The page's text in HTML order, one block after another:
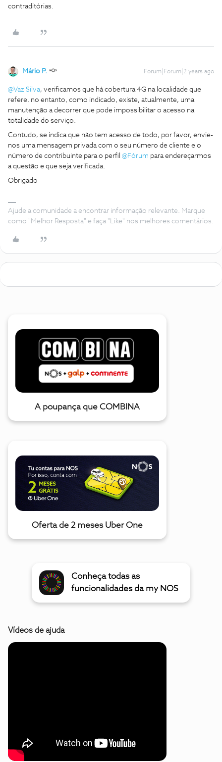
contraditórias.
Mário P. Forum|Forum|2 years ago
@Vaz Silva, verificamos que há cobertura 4G na localidade que
refere, no entanto, como indicado, existe, atualmente, uma
manutenção a decorrer que pode impossibilitar o acesso na
totalidade do serviço.
Contudo, se indica que não tem acesso de todo, por favor, envie-
nos uma mensagem privada com o seu número de cliente e o
número de contribuinte para o perfil @Fórum para endereçarmos
a questão e que seja verificada.
Obrigado
Ajude a comunidade a encontrar informação relevante. Marque
como "Melhor Resposta" e faça "Like" nos melhores comentários.
A poupança que COMBINA
Oferta de 2 meses Uber One
Conheça todas as
funcionalidades da my NOS
Vídeos de ajuda